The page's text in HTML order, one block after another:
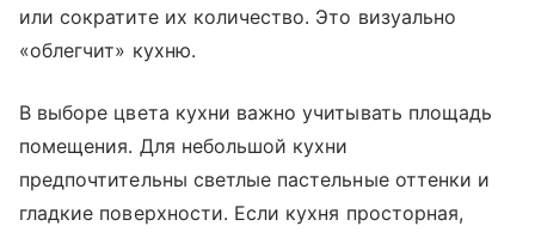
или сократите их количество. Это визуально
«облегчит» кухню.
В выборе цвета кухни важно учитывать площадь
помещения. Для небольшой кухни
предпочтительны светлые пастельные оттенки и
гладкие поверхности. Если кухня просторная,